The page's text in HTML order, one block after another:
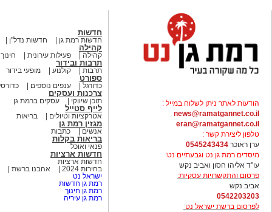
הודעות לאתר ניתן לשלוח במייל :
news@ramatgannet.co.il
eran@ramatgannet.co.il
טלפון ליצירת קשר :
ערן ראוכר 0545243434
מיסדים רמת גן נט וגבעתיים נט:
עו"ד אליהו חסון ואביב נקש
פרסום והתקשרויות עסקיות:
אביב נקש
0542203203
לפרסום ברשת ישראל נט
חדשות
חדשות רמת גן חדשות נדל"ן
קהילה
קהילה פעילות עירונית חינוך
תרבות ובידור
תרבות קולנוע מופעי בידור
ספורט
כדורגל ענפים נוספים
צרכנות ועסקים
תוכן שיווקי עסקים ברמת גן
לייף סטייל
אטרקציות וטיולים בריאות
מגזין רמת גן
אנשים כתבות
בריאות בקלות
פנאי ואוכל
חדשות ארציות
חדשות ארציות
בחירות 2024
אהבנו ברשת
ישראל נט
רמת גן חדשות
רמת גן חינוך
רמת גן עיריה